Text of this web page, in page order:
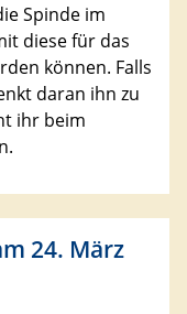
Spinde im
diese für das
können. Falls
daran ihn zu
ihr beim
24. März